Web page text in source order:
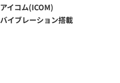
アイコム(ICOM)
バイブレーション搭載